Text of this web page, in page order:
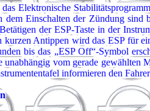
Elektronische
Einschalten der Zündung
der ESP-Taste in der
Antippen wird das ESP für
bis das „ESP Off“-Symbol
vom gerade
informieren den